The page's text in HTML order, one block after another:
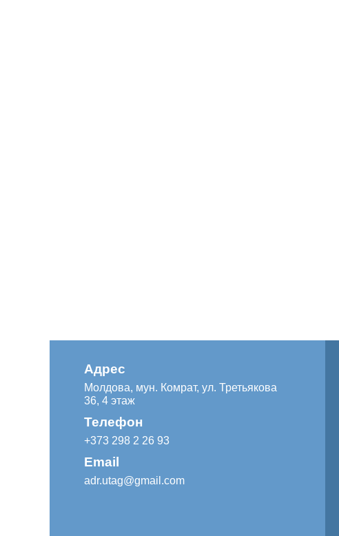
Адрес
Молдова, мун. Комрат, ул. Третьякова
36, 4 этаж
Телефон
+373 298 2 26 93
Email
adr.utag@gmail.com